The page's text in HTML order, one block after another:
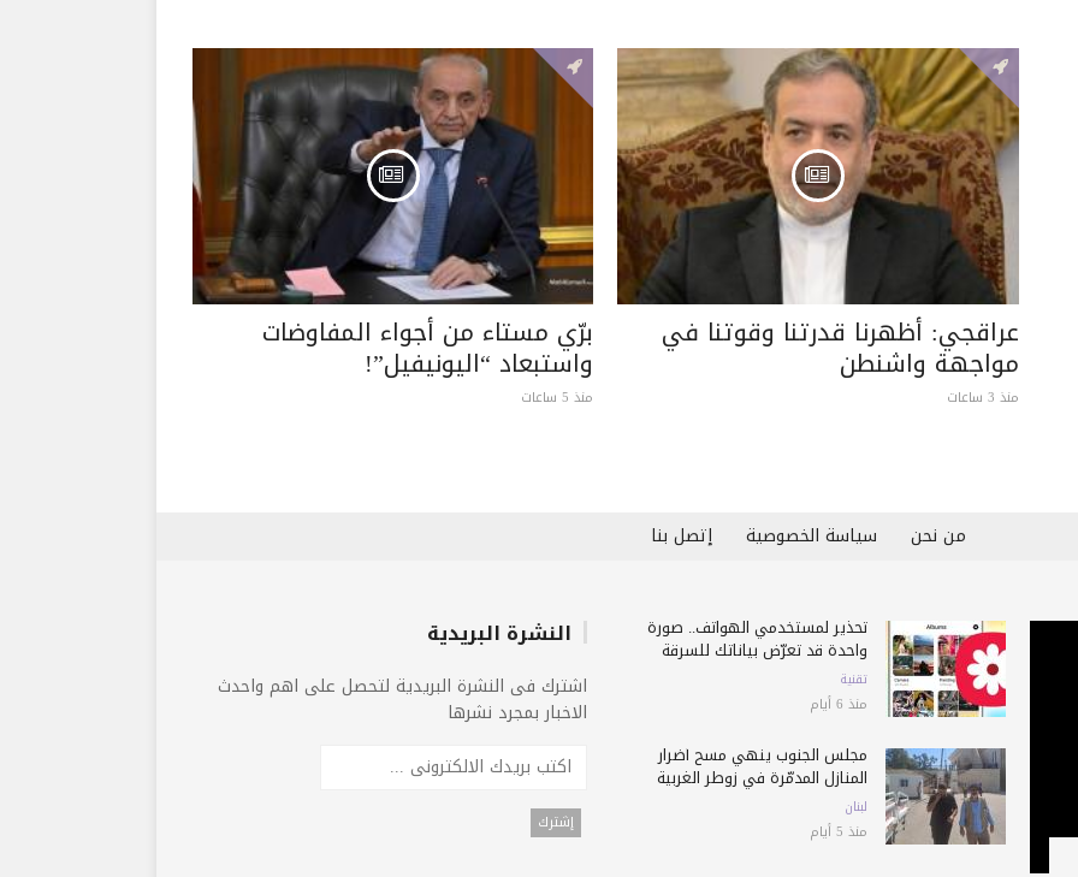
عراقجي: أظهرنا قدرتنا وقوتنا في
مواجهة واشنطن
منذ 3 ساعات
برّي مستاء من أجواء المفاوضات
واستبعاد “اليونيفيل”!
منذ 5 ساعات
من نحن سياسة الخصوصية إتصل بنا
تحذير لمستخدمي الهواتف.. صورة
واحدة قد تعرّض بياناتك للسرقة
تقنية
منذ 6 أيام
مجلس الجنوب ينهي مسح أضرار
المنازل المدمّرة في زوطر الغربية
لبنان
منذ 5 أيام
النشرة البريدية
اشترك فى النشرة البريدية لتحصل على اهم واحدث
الاخبار بمجرد نشرها